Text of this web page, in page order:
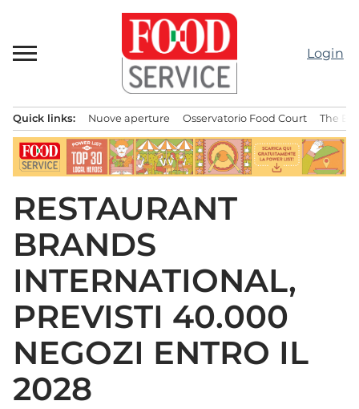
contenuto
Login
principale
Quick links: Nuove aperture Osservatorio Food Court The
RESTAURANT
BRANDS
INTERNATIONAL,
PREVISTI 40.000
NEGOZI ENTRO IL
2028